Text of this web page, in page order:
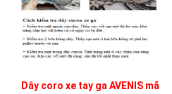
Dây coro xe tay ga AVENIS mã